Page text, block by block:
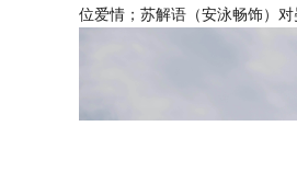
位爱情；苏解语（安泳畅饰）